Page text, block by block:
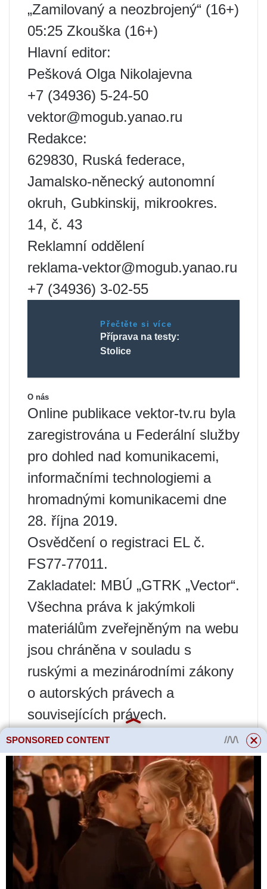
„Zamilovaný a neozbrojený“ (16+)
05:25 Zkouška (16+)
Hlavní editor:
Pešková Olga Nikolajevna
+7 (34936) 5-24-50
vektor@mogub.yanao.ru
Redakce:
629830, Ruská federace,
Jamalsko-něnecký autonomní
okruh, Gubkinskij, mikrookres.
14, č. 43
Reklamní oddělení
reklama-vektor@mogub.yanao.ru
+7 (34936) 3-02-55
Přečtěte si více
Příprava na testy:
Stolice
O nás
Online publikace vektor-tv.ru byla
zaregistrována u Federální služby
pro dohled nad komunikacemi,
informačními technologiemi a
hromadnými komunikacemi dne
28. října 2019.
Osvědčení o registraci EL č.
FS77-77011.
Zakladatel: MBÚ „GTRK „Vector“.
Všechna práva k jakýmkoli
materiálům zveřejněným na webu
jsou chráněna v souladu s
ruskými a mezinárodními zákony
o autorských právech a
souvisejících právech.
SPONSORED CONTENT